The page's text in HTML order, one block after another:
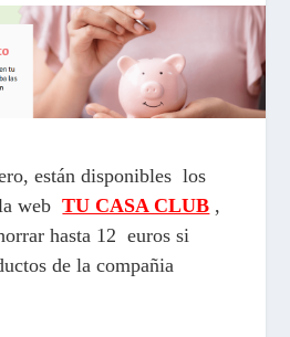
están disponibles los
web TU CASA CLUB ,
hasta 12 euros si
de la compañia